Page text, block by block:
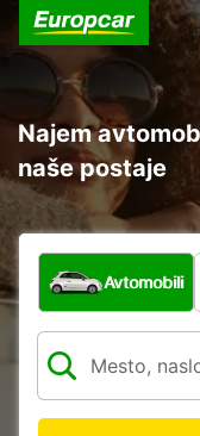
Najem
naše postaje
Katera vrsta
Avtomobili